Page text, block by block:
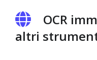
OCR
altri